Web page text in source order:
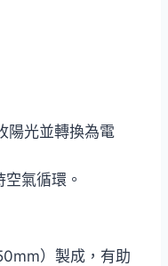
陽光並轉換為電
氣循環。
）製成，有助